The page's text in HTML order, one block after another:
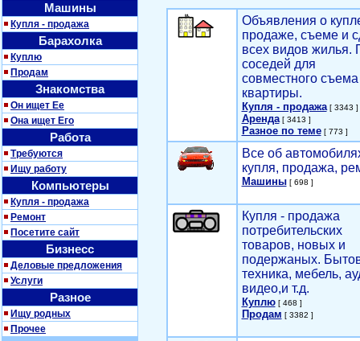
Машины
Купля - продажа
Барахолка
Куплю
Продам
Знакомства
Он ищет Ее
Она ищет Его
Работа
Требуются
Ищу работу
Компьютеры
Купля - продажа
Ремонт
Посетите сайт
Бизнесс
Деловые предложения
Услуги
Разное
Ищу родных
Прочее
Объявления о
продаже, съеме и
всех видов жилья.
соседей для
совместного съема
квартиры.
Купля - продажа[ 3343 ]
Аренда[ 3413 ]
Разное по теме[ 773 ]
Все об
купля, продажа,
Машины[ 698 ]
Купля - продажа
потребительских
товаров, новых и
подержаных.
техника, мебель,
видео,и т.д.
Куплю[ 468 ]
Продам [ 3382 ]